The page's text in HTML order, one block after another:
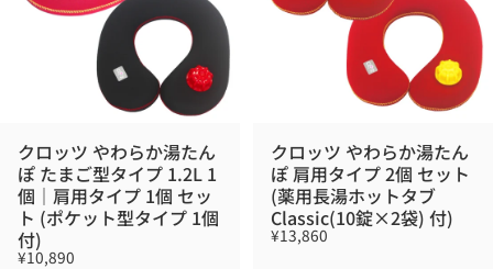
クロッツ やわらか湯たん
ぽ たまご型タイプ 1.2L 1
個｜肩用タイプ 1個 セッ
ト (ポケット型タイプ 1個
付)
¥10,890
クロッツ やわらか湯たん
ぽ 肩用タイプ 2個 セット
(薬用長湯ホットタブ
Classic(10錠×2袋) 付)
¥13,860